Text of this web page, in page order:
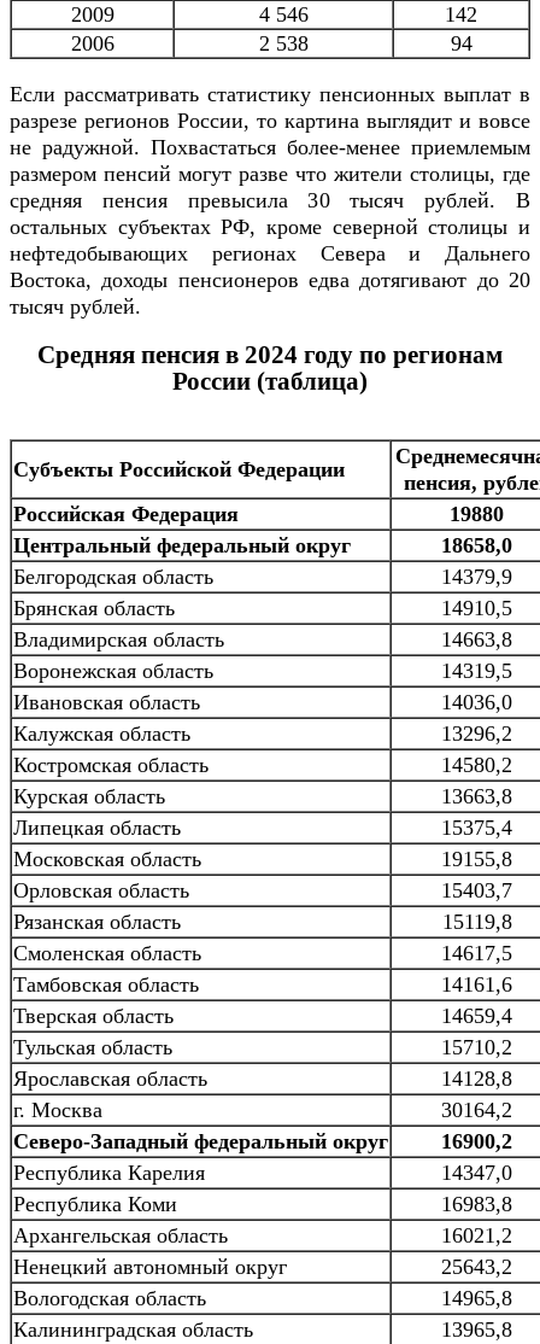
2009
4 546
142
2006
2 538 94
Если рассматривать статистику пенсионных выплат в
разрезе регионов России, то картина выглядит и вовсе
не радужной. Похвастаться более-менее приемлемым
размером пенсий могут разве что жители столицы, где
средняя пенсия превысила 30 тысяч рублей. В
остальных субъектах РФ, кроме северной столицы и
нефтедобывающих регионах Севера и Дальнего
Востока, доходы пенсионеров едва дотягивают до 20
тысяч рублей.
Средняя пенсия в 2024 году по регионам
России (таблица)
Субъекты Российской Федерации
пенсия,
Российская Федерация
19880
Центральный федеральный округ
18658,0
Белгородская область
14379,9
Брянская область
14910,5
Владимирская область
14663,8
Воронежская область
14319,5
Ивановская область
14036,0
Калужская область
13296,2
Костромская область
14580,2
Курская область
13663,8
Липецкая область
15375,4
Московская область
19155,8
Орловская область
15403,7
Рязанская область
15119,8
Смоленская область
14617,5
Тамбовская область
14161,6
Тверская область
14659,4
Тульская область
15710,2
Ярославская область
14128,8
г. Москва
30164,2
Северо-Западный федеральный округ
16900,2
Республика Карелия
14347,0
Республика Коми
16983,8
Архангельская область
16021,2
Ненецкий автономный округ
25643,2
Вологодская область
14965,8
Калининградская область
13965,8